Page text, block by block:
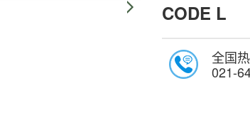
CODE L
全国
021-